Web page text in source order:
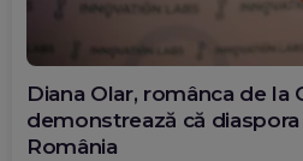
Diana Olar, românca de la
demonstrează că
România